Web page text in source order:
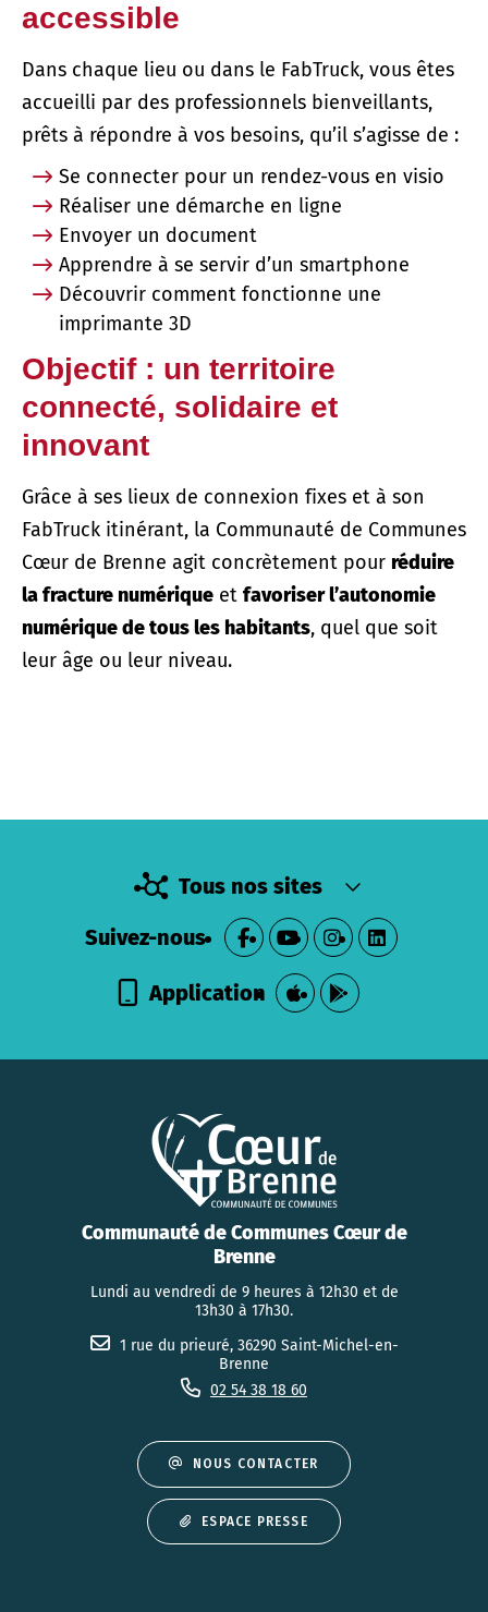
accessible
Dans chaque lieu ou dans le FabTruck, vous êtes
accueilli par des professionnels bienveillants,
prêts à répondre à vos besoins, qu’il s’agisse de :
Se connecter pour un rendez-vous en visio
Réaliser une démarche en ligne
Envoyer un document
Apprendre à se servir d’un smartphone
Découvrir comment fonctionne une
imprimante 3D
Objectif : un territoire
connecté, solidaire et
innovant
Grâce à ses lieux de connexion fixes et à son
FabTruck itinérant, la Communauté de Communes
Cœur de Brenne agit concrètement pour réduire
la fracture numérique et favoriser l’autonomie
numérique de tous les habitants, quel que soit
leur âge ou leur niveau.
Tous nos sites
Suivez-nous
Application
Communauté de Communes Cœur de
Brenne
Lundi au vendredi de 9 heures à 12h30 et de
13h30 à 17h30.
1 rue du prieuré, 36290 Saint-Michel-en-
Brenne
02 54 38 18 60
NOUS CONTACTER
ESPACE PRESSE